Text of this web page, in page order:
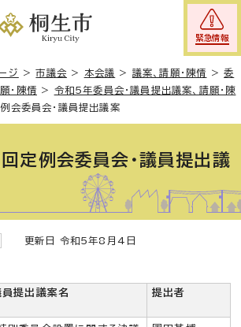
緊急情報
ジ >市議会 > 本会議 > 議案、請願・陳情 >委
・陳情 > 令和5年委員会・議員提出議案、請願・陳
会委員会・議員提出議案
定例会委員会・議員提出議
更新日 令和5年8月4日
員提出議案名 提出者